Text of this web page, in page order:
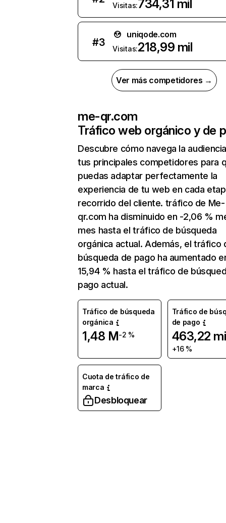
Visitas:734,31 mil
#3
uniqode.com
Visitas:218,99 mil
Ver más competidores →
me-qr.com
Tráfico web orgánico y de
Descubre cómo navega la
tus principales competidores para
puedas adaptar perfectamente la
experiencia de tu web en cada
recorrido del cliente. tráfico de Me-
qr.com ha disminuido en -2,06 %
mes hasta el tráfico de búsqueda
orgánica actual. Además, el tráfico
búsqueda de pago ha aumentado
15,94 % hasta el tráfico de
pago actual.
Tráfico de búsqueda
orgánica
1,48 M-2 %
Tráfico de
de pago
463,22
+16 %
Cuota de tráfico de
marca
Desbloquear